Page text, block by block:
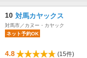
10 対馬カヤックス
対馬市／カヌー・カヤック
ネット予約OK
4.8
(15件)